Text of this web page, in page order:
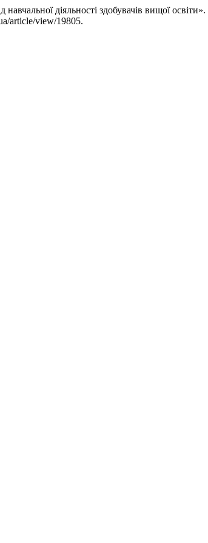
діяльності здобувачів вищої освіти».
article/view/19805.